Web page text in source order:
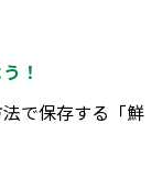
！
で保存する「鮮